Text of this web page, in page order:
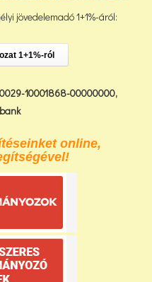
jövedelemadó 1+1%-áról:
1+1%-ról
10001868-00000000,
online,